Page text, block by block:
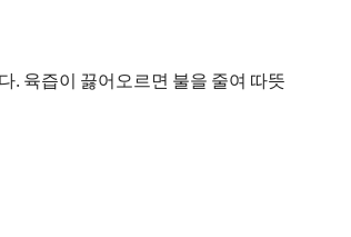
. 육즙이 끓어오르면 불을 줄여 따뜻